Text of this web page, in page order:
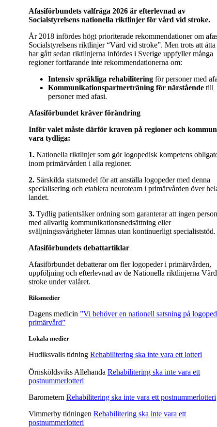
Afasiförbundets valfråga 2026 är efterlevnad av
Socialstyrelsens nationella riktlinjer för vård vid stroke.
År 2018 infördes högt prioriterade rekommendationer om
Socialstyrelsens riktlinjer “Vård vid stroke”. Men trots att åtta
har gått sedan riktlinjerna infördes i Sverige uppfyller många
regioner fortfarande inte rekommendationerna om:
Intensiv språkliga rehabiliteringför personer med
Kommunikationspartnerträning för närståendetill
personer med afasi.
Afasiförbundet kräver förändring
Inför valet måste därför kraven på regioner och
vara tydliga:
1. Nationella riktlinjer som gör logopedisk kompetens
inom primärvården i alla regioner.
2. Särskilda statsmedel för att anställa logopeder med denna
specialisering och etablera neuroteam i primärvården över
landet.
3. Tydlig patientsäker ordning som garanterar att ingen person
med allvarlig kommunikationsnedsättning eller
sväljningssvårigheter lämnas utan kontinuerligt specialiststöd.
Afasiförbundets debattartiklar
Afasiförbundet debatterar om fler logopeder i primärvården,
uppföljning och efterlevnad av de Nationella riktlinjerna
stroke under valåret.
Riksmedier
Dagens medicin ”Vi behöver en nationell satsning på
primärvård”
Lokala medier
Hudiksvalls tidning Rehabilitering ska inte vara ett lotteri
Örnsköldsviks Allehanda Rehabilitering ska inte vara ett
postnummerlotteri
Barometern Rehabilitering ska inte vara ett postnummerlotteri
Vimmerby tidningen Rehabilitering ska inte vara ett
postnummerlotteri